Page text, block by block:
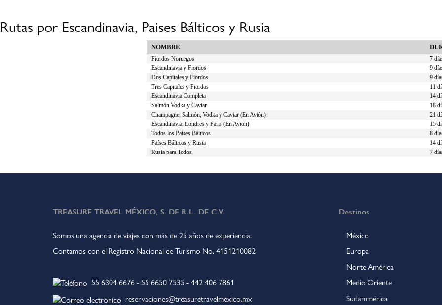
Rutas por Escandinavia, Paises Bálticos y Rusia
NOMBRE
Fiordos Noruegos
7
Escandinavia y Fiordos
9
Dos Capitales y Fiordos
9
Tres Capitales y Fiordos
11
Escandinavia Completa
14
Salmón Vodka y Caviar
18
Champagne, Salmón, Vodka y Caviar (En Avión)
21
Escandinavia, Londres y Paris (En Avión)
15
Todos los Países Bálticos
8
Países Bálticos y Rusia
14
Rusia para Todos
7
TREASURE TRAVEL MÉXICO, S. DE R.L. DE C.V.
Somos una agencia de viajes con más de 25 años de experiencia.
Contamos con el Registro Nacional de Turismo No. 4151210082
55 6304 6676 - 55 6650 7535 - 442 406 7861
reservaciones@treasuretravelmexico.mx
Destinos
México
Europa
Norte América
Medio Oriente
Sudammérica